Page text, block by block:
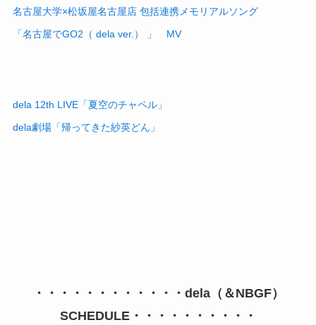
名古屋大学×松坂屋名古屋店 包括連携メモリアルソング
「名古屋でGO2（ dela ver.） 」 MV
dela 12th LIVE「夏空のチャペル」
dela劇場「帰ってきた紗英どん」
・・・・・・・・・・・・dela（＆NBGF）
SCHEDULE・・・・・・・・・・